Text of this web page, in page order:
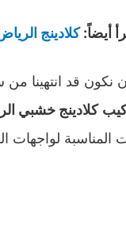
أيضاً:كلادينج
نكون قد انتهينا
كلادينج خشبي
المناسبة